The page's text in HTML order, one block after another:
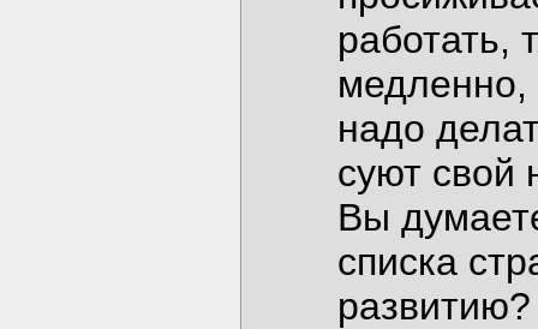
работать,
медленно,
надо
суют свой
Вы
списка
развитию?